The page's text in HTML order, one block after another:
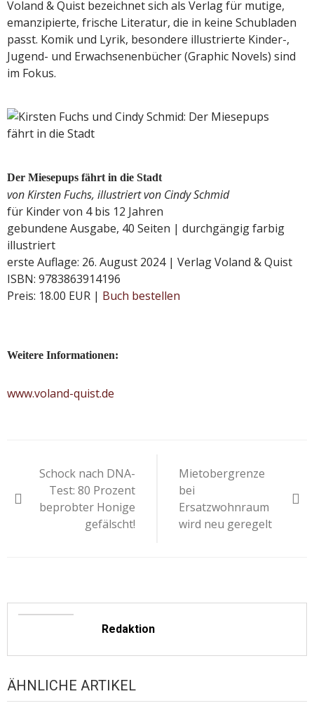
Voland & Quist bezeichnet sich als Verlag für mutige,
emanzipierte, frische Literatur, die in keine Schubladen
passt. Komik und Lyrik, besondere illustrierte Kinder-,
Jugend- und Erwachsenenbücher (Graphic Novels) sind
im Fokus.
Der Miesepups fährt in die Stadt
von Kirsten Fuchs, illustriert von Cindy Schmid
für Kinder von 4 bis 12 Jahren
gebundene Ausgabe, 40 Seiten | durchgängig farbig
illustriert
erste Auflage: 26. August 2024 | Verlag Voland & Quist
ISBN: 9783863914196
Preis: 18.00 EUR | Buch bestellen
Weitere Informationen:
www.voland-quist.de
Schock nach DNA-
Test: 80 Prozent
beprobter Honige
gefälscht!
Mietobergrenze
bei
Ersatzwohnraum
wird neu geregelt
Redaktion
ÄHNLICHE ARTIKEL